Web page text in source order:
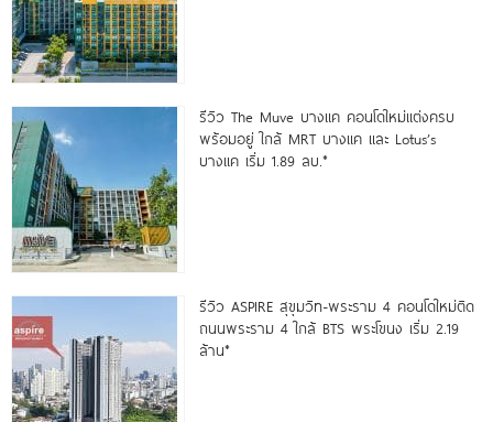
รีวิว The Muve บางแค คอนโดใหม่แต่งครบ
พร้อมอยู่ ใกล้ MRT บางแค และ Lotus’s
บางแค เริ่ม 1.89 ลบ.*
รีวิว ASPIRE สุขุมวิท-พระราม 4 คอนโดใหม่ติด
ถนนพระราม 4 ใกล้ BTS พระโขนง เริ่ม 2.19
ล้าน*